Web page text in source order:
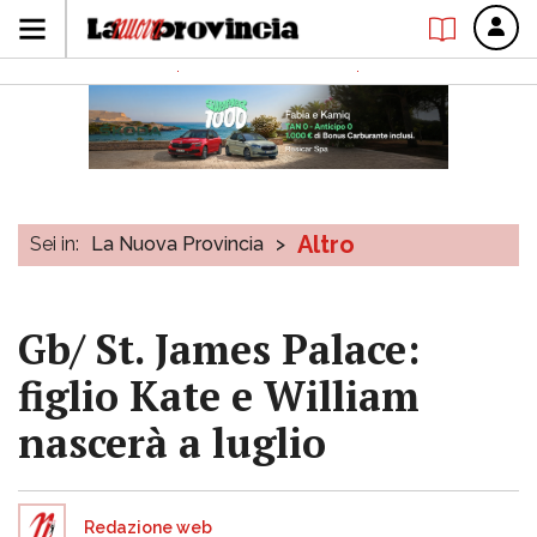
Sei in: La Nuova Provincia > Altro
Gb/ St. James Palace:
figlio Kate e William
nascerà a luglio
Redazione web